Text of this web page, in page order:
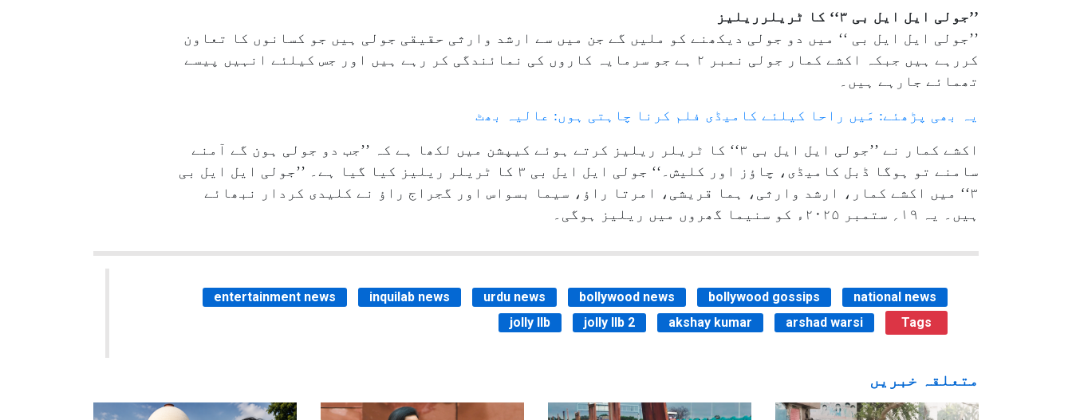
’’جولی ایل ایل بی ۳‘‘ کا ٹریلرریلیز
’’جولی ایل ایل بی ‘‘ میں دو جولی دیکھنے کو ملیں گے جن میں سے ارشد وارثی حقیقی جولی ہیں جو کسانوں کا تعاون
کررہے ہیں جبکہ اکشے کمار جولی نمبر ۲ ہے جو سرمایہ کاروں کی نمائندگی کر رہے ہیں اور جس کیلئے انہیں پیسے
تھمائے جارہے ہیں۔
یہ بھی پڑھئے: مَیں راحا کیلئے کامیڈی فلم کرنا چاہتی ہوں: عالیہ بھٹ
اکشے کمار نے ’’جولی ایل ایل بی ۳‘‘ کا ٹریلر ریلیز کرتے ہوئے کیپشن میں لکھا ہے کہ ’’جب دو جولی ہون گے آمنے
سامنے تو ہوگا ڈبل کامیڈی، چاؤز اور کلیش۔‘‘ جولی ایل ایل بی ۳ کا ٹریلر ریلیز کیا گیا ہے۔ ’’جولی ایل ایل بی
۳‘‘ میں اکشے کمار، ارشد وارثی، ہما قریشی، امرتا راؤ، سیما بسواس اور گجراج راؤ نے کلیدی کردار نبھائے
ہیں۔ یہ ۱۹؍ ستمبر ۲۰۲۵ء کو سنیما گھروں میں ریلیز ہوگی۔
entertainment news inquilab news urdu news bollywood news bollywood gossips
national news
jolly llb
jolly llb 2 akshay kumar arshad warsi Tags
متعلقہ خبریں